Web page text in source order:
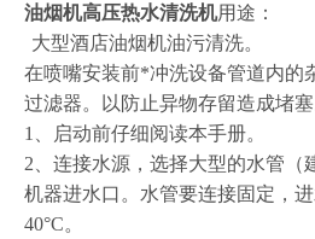
油烟机高压热水清洗机用途：
大型酒店油烟机油污清洗。
在喷嘴安装前*冲洗设备管道内的
过滤器。以防止异物存留造成堵塞
1
、启动前仔细阅读本手册。
2 、连接水源，选择大型的水管（
机器进水口。水管要连接固定，
40°C。